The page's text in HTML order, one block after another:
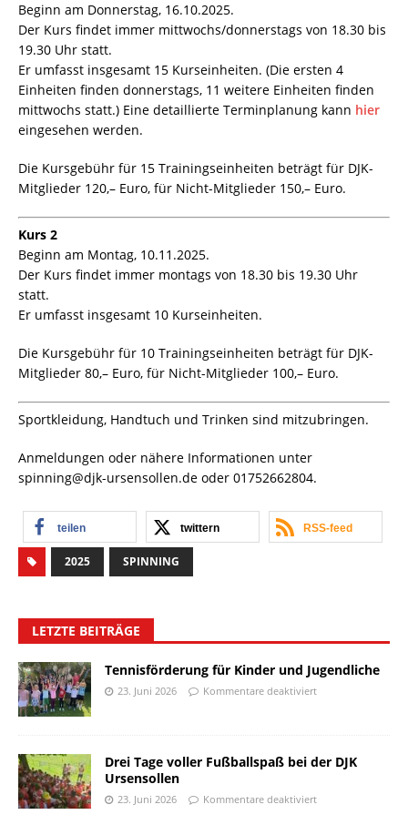
Beginn am Donnerstag, 16.10.2025.
Der Kurs findet immer mittwochs/donnerstags von 18.30 bis
19.30 Uhr statt.
Er umfasst insgesamt 15 Kurseinheiten. (Die ersten 4
Einheiten finden donnerstags, 11 weitere Einheiten finden
mittwochs statt.) Eine detaillierte Terminplanung kann hier
eingesehen werden.
Die Kursgebühr für 15 Trainingseinheiten beträgt für DJK-
Mitglieder 120,– Euro, für Nicht-Mitglieder 150,– Euro.
Kurs 2
Beginn am Montag, 10.11.2025.
Der Kurs findet immer montags von 18.30 bis 19.30 Uhr
statt.
Er umfasst insgesamt 10 Kurseinheiten.
Die Kursgebühr für 10 Trainingseinheiten beträgt für DJK-
Mitglieder 80,– Euro, für Nicht-Mitglieder 100,– Euro.
Sportkleidung, Handtuch und Trinken sind mitzubringen.
Anmeldungen oder nähere Informationen unter
spinning@djk-ursensollen.de oder 01752662804.
teilen twittern RSS-feed
2025 SPINNING
LETZTE BEITRÄGE
Tennisförderung für Kinder und Jugendliche
23. Juni 2026 Kommentare deaktiviert
Drei Tage voller Fußballspaß bei der DJK
Ursensollen
23. Juni 2026 Kommentare deaktiviert